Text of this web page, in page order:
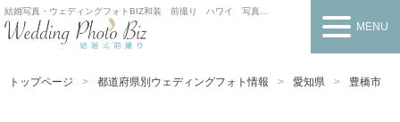
結婚写真・ウェディングフォトBIZ和装 前撮り ハワイ 写真だけの結婚式
MENU
トップページ 都道府県別ウェディングフォト情報 愛知県 豊橋市